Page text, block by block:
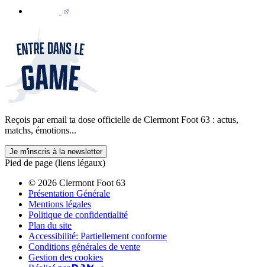
Reçois par email ta dose officielle de Clermont Foot 63 : actus,
matchs, émotions...
Je m'inscris à la newsletter
Pied de page (liens légaux)
© 2026 Clermont Foot 63
Présentation Générale
Mentions légales
Politique de confidentialité
Plan du site
Accessibilité: Partiellement conforme
Conditions générales de vente
Gestion des cookies